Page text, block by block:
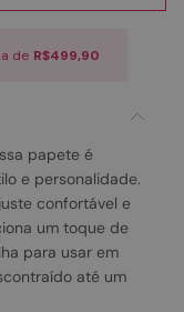
de R$499,90
papete é
e personalidade.
confortável e
um toque de
para usar em
até um